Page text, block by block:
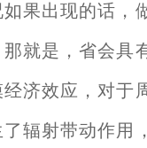
果出现的话，
就是，省会具
济效应，对于
辐射带动作用